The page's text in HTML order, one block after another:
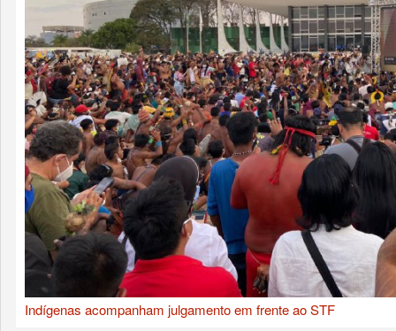
Indígenas acompanham julgamento em frente ao STF